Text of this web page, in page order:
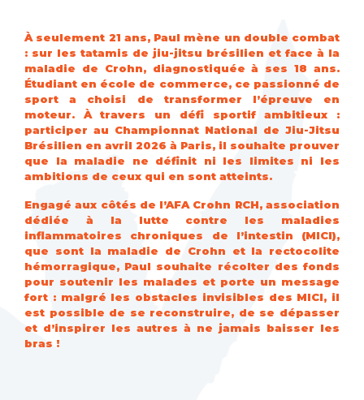
À seulement 21 ans, Paul mène un double combat
: sur les tatamis de jiu-jitsu brésilien et face à la
maladie de Crohn, diagnostiquée à ses 18 ans.
Étudiant en école de commerce, ce passionné de
sport a choisi de transformer l’épreuve en
moteur. À travers un défi sportif ambitieux :
participer au Championnat National de Jiu-Jitsu
Brésilien en avril 2026 à Paris, il souhaite prouver
que la maladie ne définit ni les limites ni les
ambitions de ceux qui en sont atteints.
Engagé aux côtés de l’AFA Crohn RCH, association
dédiée à la lutte contre les maladies
inflammatoires chroniques de l’intestin (MICI),
que sont la maladie de Crohn et la rectocolite
hémorragique, Paul souhaite récolter des fonds
pour soutenir les malades et porte un message
fort : malgré les obstacles invisibles des MICI, il
est possible de se reconstruire, de se dépasser
et d’inspirer les autres à ne jamais baisser les
bras !